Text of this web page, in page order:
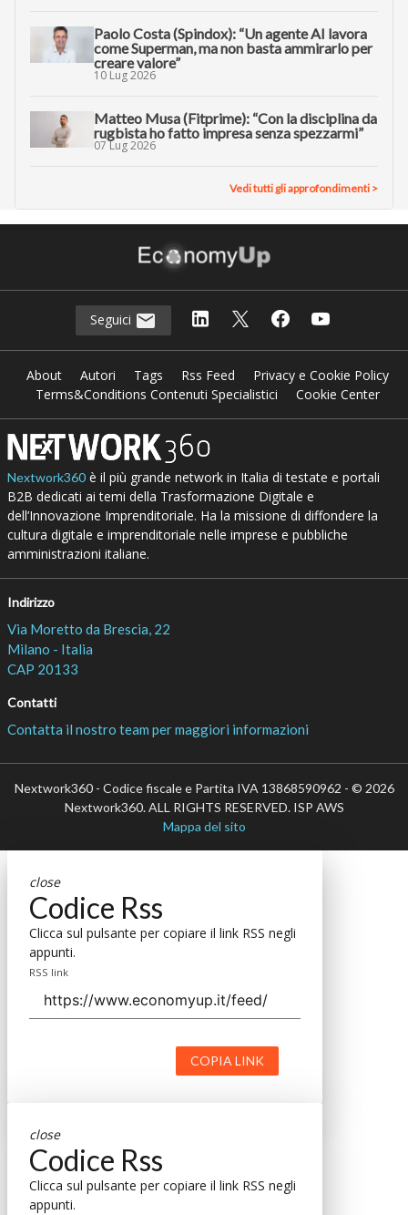
Paolo Costa (Spindox): “Un agente AI lavora
come Superman, ma non basta ammirarlo per
creare valore”
10 Lug 2026
Matteo Musa (Fitprime): “Con la disciplina da
rugbista ho fatto impresa senza spezzarmi”
07 Lug 2026
Vedi tutti gli approfondimenti >
Seguici
About Autori Tags Rss Feed
Privacy e Cookie Policy
Terms&Conditions Contenuti Specialistici
Cookie Center
Nextwork360è il più grande network in Italia di testate e portali
B2B dedicati ai temi della Trasformazione Digitale e
dell’Innovazione Imprenditoriale. Ha la missione di diffondere la
cultura digitale e imprenditoriale nelle imprese e pubbliche
amministrazioni italiane.
Indirizzo
Via Moretto da Brescia, 22
Milano - Italia
CAP 20133
Contatti
Contatta il nostro team per maggiori informazioni
Nextwork360 - Codice fiscale e Partita IVA 13868590962 - © 2026
Nextwork360. ALL RIGHTS RESERVED. ISP AWS
Mappa del sito
close
Codice Rss
Clicca sul pulsante per copiare il link RSS negli
appunti.
RSS link
COPIA LINK
close
Codice Rss
Clicca sul pulsante per copiare il link RSS negli
appunti.